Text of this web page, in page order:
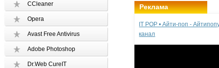
CCleaner
Opera
Avast Free Antivirus
Adobe Photoshop
Dr.Web CureIT
Реклама
IT POP • Айти-поп -
канал